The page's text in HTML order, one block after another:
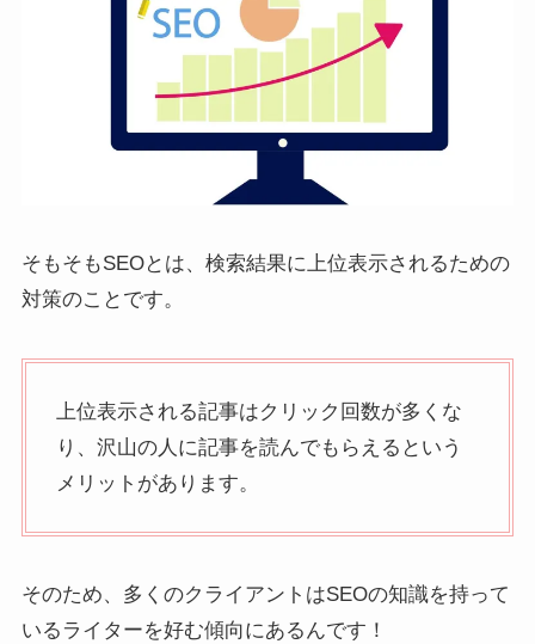
そもそもSEOとは、検索結果に上位表示されるための
対策のことです。
上位表示される記事はクリック回数が多くな
り、沢山の人に記事を読んでもらえるという
メリットがあります。
そのため、多くのクライアントはSEOの知識を持って
いるライターを好む傾向にあるんです！